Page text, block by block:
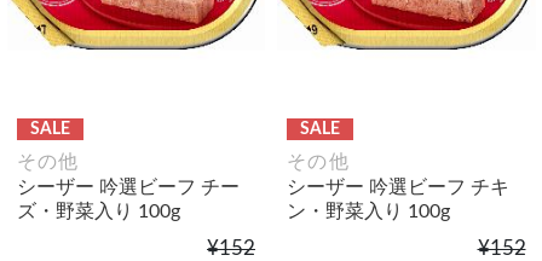
SALE
その他
シーザー 吟選ビーフ チー
ズ・野菜入り 100g
¥152
SALE
その他
シーザー 吟選ビーフ チキ
ン・野菜入り 100g
¥152